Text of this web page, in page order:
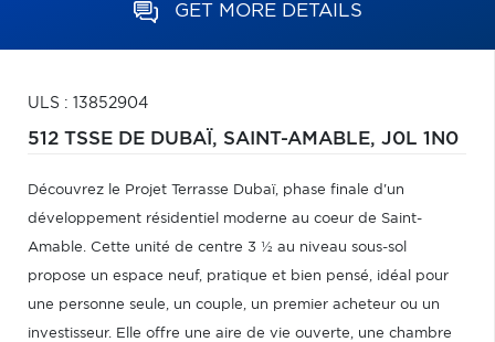
GET MORE DETAILS
ULS : 13852904
512 TSSE DE DUBAÏ, SAINT-AMABLE, J0L 1N0
Découvrez le Projet Terrasse Dubaï, phase finale d'un
développement résidentiel moderne au coeur de Saint-
Amable. Cette unité de centre 3 ½ au niveau sous-sol
propose un espace neuf, pratique et bien pensé, idéal pour
une personne seule, un couple, un premier acheteur ou un
investisseur. Elle offre une aire de vie ouverte, une chambre